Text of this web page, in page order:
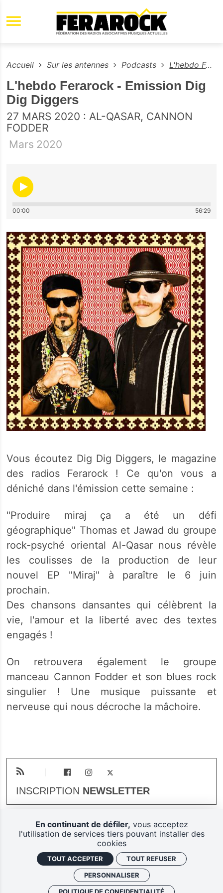
Aller au contenu principal
Accueil Sur les antennes Podcasts L'hebdo Ferarock - Emission Dig Dig Diggers
L'hebdo Ferarock - Emission Dig
Dig Diggers
27 MARS 2020 : AL-QASAR, CANNON
FODDER
Mars 2020
00:00 56:29
Vous écoutez Dig Dig Diggers, le magazine
des radios Ferarock ! Ce qu'on vous a
déniché dans l'émission cette semaine :
"Produire miraj ça a été un défi
géographique" Thomas et Jawad du groupe
rock-psyché oriental Al-Qasar nous révèle
les coulisses de la production de leur
nouvel EP "Miraj" à paraître le 6 juin
prochain.
Des chansons dansantes qui célèbrent la
vie, l'amour et la liberté avec des textes
engagés !
On retrouvera également le groupe
manceau Cannon Fodder et son blues rock
singulier ! Une musique puissante et
nerveuse qui nous décroche la mâchoire.
INSCRIPTION NEWSLETTER
Plan du site
Mentions légales
Politique de confidentialité
Ferarock.org, une réalisation
En continuant de défiler, vous acceptez
l'utilisation de services tiers pouvant installer des
cookies
TOUT ACCEPTER TOUT REFUSER
PERSONNALISER